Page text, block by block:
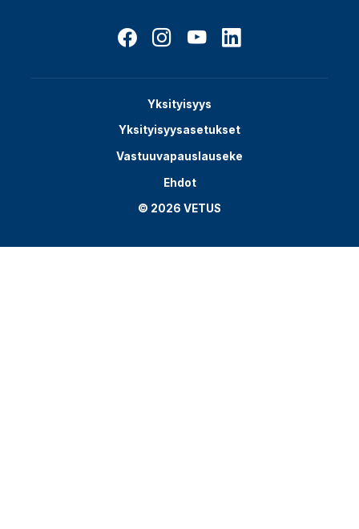
Yksityisyys
Yksityisyysasetukset
Vastuuvapauslauseke
Ehdot
© 2026 VETUS